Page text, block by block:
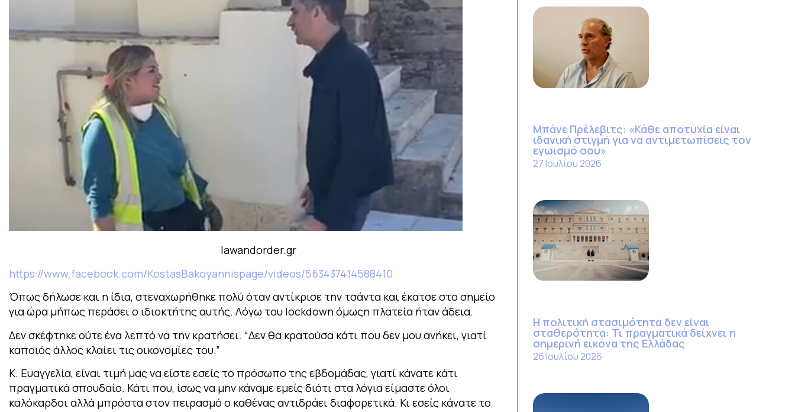
lawandorder.gr
https://www.facebook.com/KostasBakoyannispage/videos/563437414588410
Όπως δήλωσε και η ίδια, στεναχωρήθηκε πολύ όταν αντίκρισε την τσάντα και έκατσε στο σημείο
για ώρα μήπως περάσει ο ιδιοκτήτης αυτής. Λόγω του lockdown όμωςη πλατεία ήταν άδεια.
Δεν σκέφτηκε ούτε ένα λεπτό να την κρατήσει. “Δεν θα κρατούσα κάτι που δεν μου ανήκει, γιατί
καποιός άλλος κλαίει τις οικονομίες του.”
Κ. Ευαγγελία, είναι τιμή μας να είστε εσείς το πρόσωπο της εβδομάδας, γιατί κάνατε κάτι
πραγματικά σπουδαίο. Κάτι που, ίσως να μην κάναμε εμείς διότι στα λόγια είμαστε όλοι
καλόκαρδοι αλλά μπρόστα στον πειρασμό ο καθένας αντιδράει διαφορετικά. Κι εσείς κάνατε το
Μπάνε Πρέλεβιτς: «Κάθε αποτυχία είναι
ιδανική στιγμή για να αντιμετωπίσεις τον
εγωισμό σου»
27 Ιουλίου 2026
Η πολιτική στασιμότητα δεν είναι
σταθερότητα: Τι πραγματικά δείχνει η
σημερινή εικόνα της Ελλάδας
26 Ιουλίου 2026